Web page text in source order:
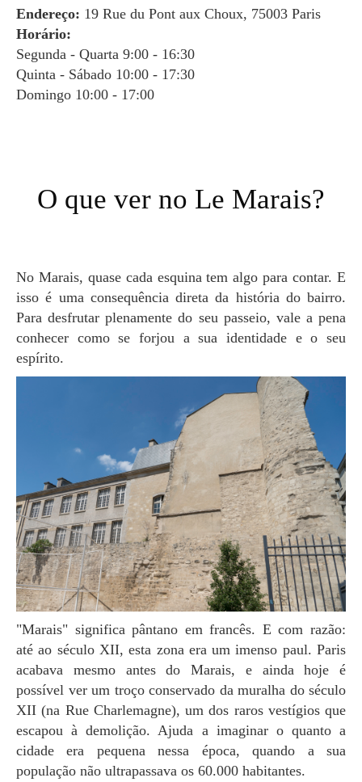
Endereço: 19 Rue du Pont aux Choux, 75003 Paris
Horário:
Segunda - Quarta 9:00 - 16:30
Quinta - Sábado 10:00 - 17:30
Domingo 10:00 - 17:00
O que ver no Le Marais?
No Marais, quase cada esquina tem algo para contar. E
isso é uma consequência direta da história do bairro.
Para desfrutar plenamente do seu passeio, vale a pena
conhecer como se forjou a sua identidade e o seu
espírito.
"Marais" significa pântano em francês. E com razão:
até ao século XII, esta zona era um imenso paul. Paris
acabava mesmo antes do Marais, e ainda hoje é
possível ver um troço conservado da muralha do século
XII (na Rue Charlemagne), um dos raros vestígios que
escapou à demolição. Ajuda a imaginar o quanto a
cidade era pequena nessa época, quando a sua
população não ultrapassava os 60.000 habitantes.